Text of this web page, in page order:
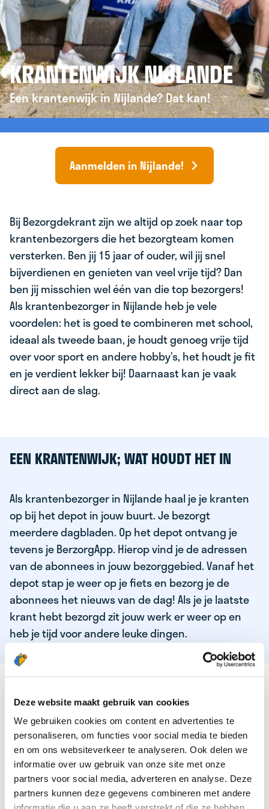
Deze website maakt gebruik van cookies
We gebruiken cookies om content en advertenties te
personaliseren, om functies voor social media te bieden
en om ons websiteverkeer te analyseren. Ook delen we
informatie over uw gebruik van onze site met onze
partners voor social media, adverteren en analyse. Deze
partners kunnen deze gegevens combineren met andere
KRANTENWIJK NIJLANDE
Een krantenwijk in Nijlande? Dat kan!
Aanmelden in Nijlande!
Bij Bezorgdekrant zijn we altijd op zoek naar top
krantenbezorgers die het bezorgteam komen
versterken. Ben jij 15 jaar of ouder, wil jij snel
bijverdienen en genieten van veel vrije tijd? Dan
ben jij misschien wel één van die top bezorgers!
Als krantenbezorger in Nijlande heb je vele
voordelen: het is goed te combineren met school,
ideaal als tweede baan, je houdt genoeg vrije tijd
over voor sport en andere hobby’s, het houdt je fit
en je verdient lekker bij! Daarnaast kan je vaak
direct aan de slag.
EEN KRANTENWIJK; WAT HOUDT HET IN
Als krantenbezorger in Nijlande haal je je kranten
op bij het depot in jouw buurt. Je bezorgt
meerdere dagbladen. Op het depot ontvang je
tevens je BerzorgApp. Hierop vind je de adressen
van de abonnees in jouw bezorggebied. Vanaf het
depot stap je weer op je fiets en bezorg je de
abonnees het nieuws van de dag! Als je je laatste
krant hebt bezorgd zit jouw werk er weer op en
heb je tijd voor andere leuke dingen.
DEZE KWALITEITEN HEEFT ONZE TOP
KRANTENBEZORGER
Je bent verantwoordelijk en zelfstandig
Je houdt van lekker bewegen in de frisse lucht
Je houdt vooral van fijn werk dat lekker bijverdient!
Je wordt blij van het bezorgen van het laatste nieuws